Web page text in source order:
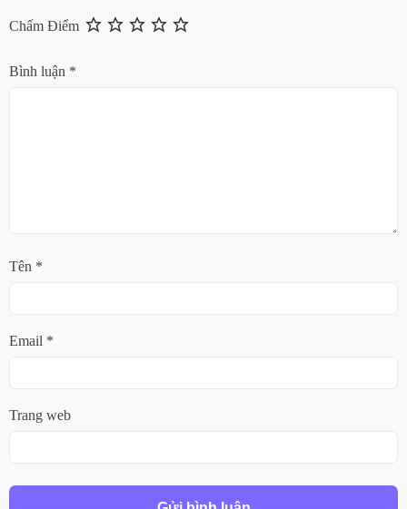
Chấm Điểm
Bình luận *
Tên *
Email *
Trang web